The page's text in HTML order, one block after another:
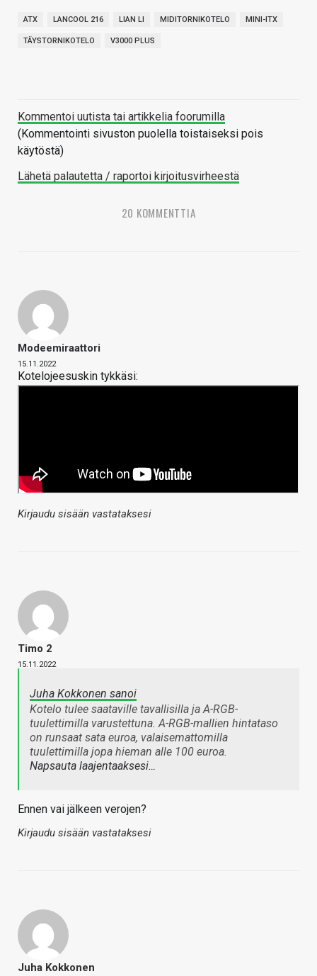
ATX LANCOOL 216 LIAN LI MIDITORNIKOTELO MINI-ITX
TÄYSTORNIKOTELO V3000 PLUS
Kommentoi uutista tai artikkelia foorumilla
(Kommentointi sivuston puolella toistaiseksi pois
käytöstä)
Lähetä palautetta / raportoi kirjoitusvirheestä
20 KOMMENTTIA
Modeemiraattori
15.11.2022
Kotelojeesuskin tykkäsi:
Kirjaudu sisään vastataksesi
Timo 2
15.11.2022
Juha Kokkonen sanoi
Kotelo tulee saataville tavallisilla ja A-RGB-
tuulettimilla varustettuna. A-RGB-mallien hintataso
on runsaat sata euroa, valaisemattomilla
tuulettimilla jopa hieman alle 100 euroa.
Napsauta laajentaaksesi…
Ennen vai jälkeen verojen?
Kirjaudu sisään vastataksesi
Juha Kokkonen